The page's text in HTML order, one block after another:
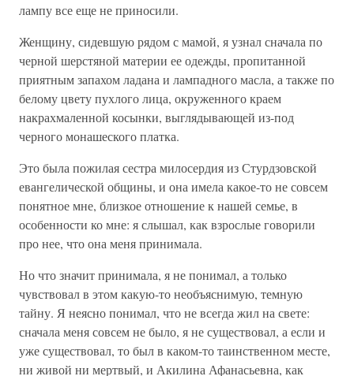
лампу все еще не приносили.
Женщину, сидевшую рядом с мамой, я узнал сначала по
черной шерстяной материи ее одежды, пропитанной
приятным запахом ладана и лампадного масла, а также по
белому цвету пухлого лица, окруженного краем
накрахмаленной косынки, выглядывающей из-под
черного монашеского платка.
Это была пожилая сестра милосердия из Стурдзовской
евангелической общины, и она имела какое-то не совсем
понятное мне, близкое отношение к нашей семье, в
особенности ко мне: я слышал, как взрослые говорили
про нее, что она меня принимала.
Но что значит принимала, я не понимал, а только
чувствовал в этом какую-то необъяснимую, темную
тайну. Я неясно понимал, что не всегда жил на свете:
сначала меня совсем не было, я не существовал, а если и
уже существовал, то был в каком-то таинственном месте,
ни живой ни мертвый, и Акилина Афанасьевна, как